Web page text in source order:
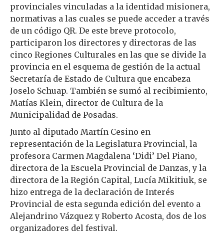
provinciales vinculadas a la identidad misionera,
normativas a las cuales se puede acceder a través
de un código QR. De este breve protocolo,
participaron los directores y directoras de las
cinco Regiones Culturales en las que se divide la
provincia en el esquema de gestión de la actual
Secretaría de Estado de Cultura que encabeza
Joselo Schuap. También se sumó al recibimiento,
Matías Klein, director de Cultura de la
Municipalidad de Posadas.
Junto al diputado Martín Cesino en
representación de la Legislatura Provincial, la
profesora Carmen Magdalena ‘Didi’ Del Piano,
directora de la Escuela Provincial de Danzas, y la
directora de la Región Capital, Lucía Mikitiuk, se
hizo entrega de la declaración de Interés
Provincial de esta segunda edición del evento a
Alejandrino Vázquez y Roberto Acosta, dos de los
organizadores del festival.